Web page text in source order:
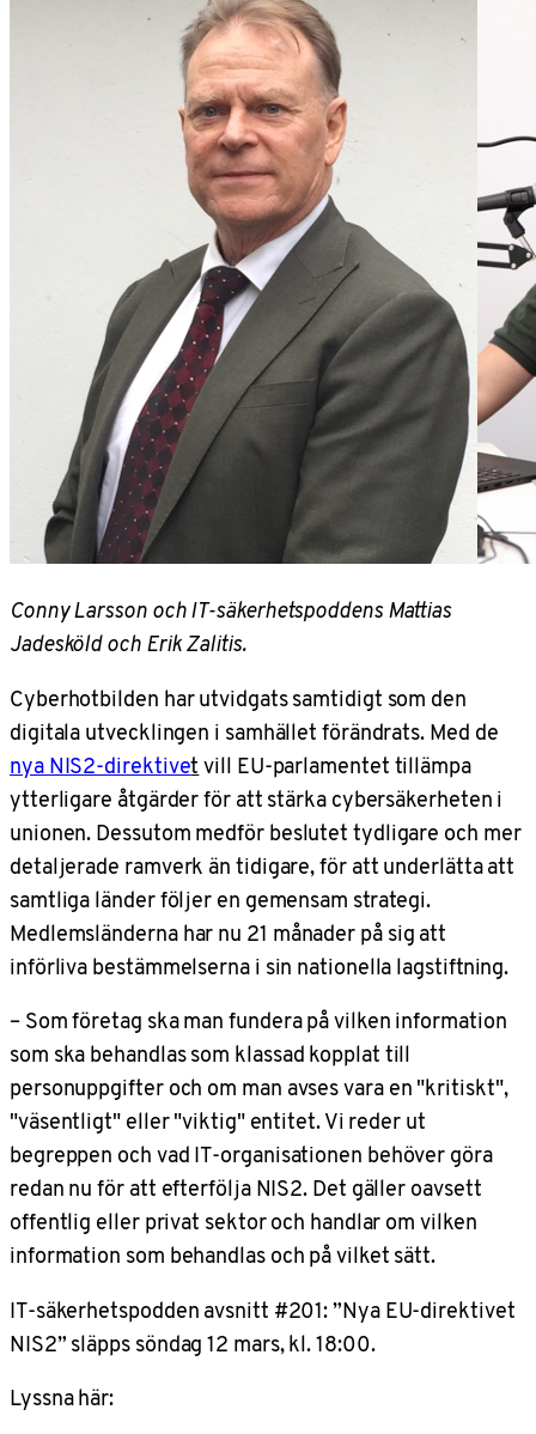
Conny Larsson och IT-säkerhetspoddens Mattias
Jadesköld och Erik Zalitis.
Cyberhotbilden har ut­vidgats samtidigt som den
digitala utvecklingen i samhället förändrats. Med de
nya NIS2-direktivetvill EU-parlamentet tillämpa
ytterligare åtgärder för att stärka cybersäkerheten i
unionen. Dessutom medför beslutet tydligare och mer
detaljerade ramverk än tidigare, för att underlätta att
samtliga länder följer en gemensam strategi.
Medlemsländerna har nu 21 månader på sig att
införliva bestämmelserna i sin nationella lagstiftning.
– Som företag ska man fundera på vilken information
som ska behandlas som klassad kopplat till
personuppgifter och om man avses vara en "kritiskt",
"väsentligt" eller "viktig" entitet. Vi reder ut
begreppen och vad IT-organisationen behöver göra
redan nu för att efterfölja NIS2. Det gäller oavsett
offentlig eller privat sektor och handlar om vilken
information som behandlas och på vilket sätt.
IT-säkerhetspodden avsnitt #201: ”Nya EU-direktivet
NIS2” släpps söndag 12 mars, kl. 18:00.
Lyssna här: